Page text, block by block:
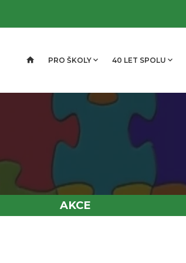
PRO ŠKOLY 40 LET SPOLU
AKCE